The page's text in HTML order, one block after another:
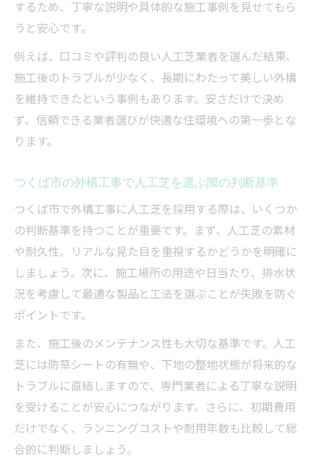
するため、丁寧な説明や具体的な施工事例を見せてもら
うと安心です。
例えば、口コミや評判の良い人工芝業者を選んだ結果、
施工後のトラブルが少なく、長期にわたって美しい外構
を維持できたという事例もあります。安さだけで決め
ず、信頼できる業者選びが快適な住環境への第一歩とな
ります。
つくば市の外構工事で人工芝を選ぶ際の判断基準
つくば市で外構工事に人工芝を採用する際は、いくつか
の判断基準を持つことが重要です。まず、人工芝の素材
や耐久性、リアルな見た目を重視するかどうかを明確に
しましょう。次に、施工場所の用途や日当たり、排水状
況を考慮して最適な製品と工法を選ぶことが失敗を防ぐ
ポイントです。
また、施工後のメンテナンス性も大切な基準です。人工
芝には防草シートの有無や、下地の整地状態が将来的な
トラブルに直結しますので、専門業者による丁寧な説明
を受けることが安心につながります。さらに、初期費用
だけでなく、ランニングコストや耐用年数も比較して総
合的に判断しましょう。